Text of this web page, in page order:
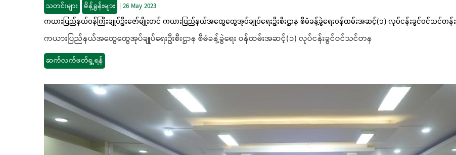
သတင်းများ မိန့်ခွန်းများ | 26 May 2023
ကယားပြည်နယ်ဝန်ကြီးချုပ်ဦးဇော်မျိုးတင် ကယားပြည်နယ်အထွေထွေအုပ်ချုပ်ရေးဦးစီးဌာန စီမံခန့်ခွဲရေးဝန်ထမ်းအဆင့်(၁) လုပ်ငန်းခွင်ဝင်သင်
ကယားပြည်နယ်အထွေထွေအုပ်ချုပ်ရေးဦးစီးဌာန စီမံခန့်ခွဲရေး ဝန်ထမ်းအဆင့်(၁) လုပ်ငန်းခွင်ဝင်သင်တန
ဆက်လက်ဖတ်ရှု့ရန်